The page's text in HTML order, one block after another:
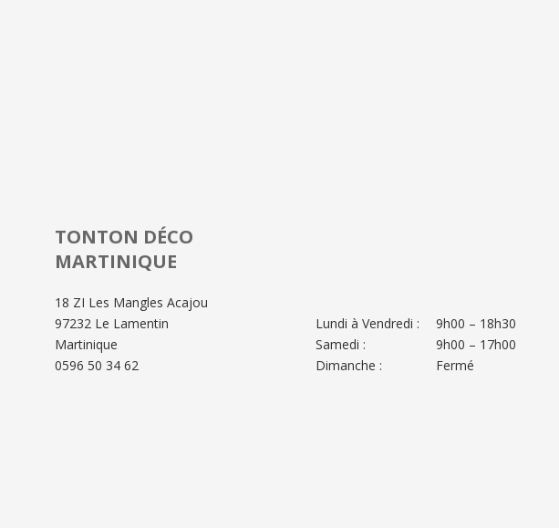
TONTON DÉCO
MARTINIQUE
18 ZI Les Mangles Acajou
97232 Le Lamentin
Martinique
0596 50 34 62
Lundi à Vendredi :
Samedi :
Dimanche :
9h00 – 18h30
9h00 – 17h00
Fermé